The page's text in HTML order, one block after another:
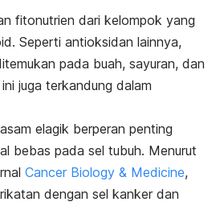
fitonutrien dari kelompok yang
Seperti antioksidan lainnya,
pada buah, sayuran, dan
juga terkandung dalam
elagik berperan penting
bebas pada sel tubuh. Menurut
Cancer Biology & Medicine,
dengan sel kanker dan